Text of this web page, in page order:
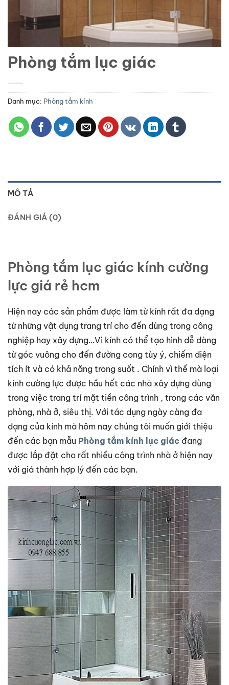
Phòng tắm lục giác
Danh mục: Phòng tắm kính
MÔ TẢ
ĐÁNH GIÁ (0)
Phòng tắm lục giác kính cường
lực giá rẻ hcm
Hiện nay các sản phẩm được làm từ kính rất đa dạng
từ những vật dụng trang trí cho đến dùng trong công
nghiệp hay xây dựng…Vì kính có thể tạo hình dễ dàng
từ góc vuông cho đến đường cong tùy ý, chiếm diện
tích ít và có khả năng trong suốt . Chính vì thế mà loại
kính cường lực được hầu hết các nhà xây dựng dùng
trong việc trang trí mặt tiền công trình , trong các văn
phòng, nhà ở, siêu thị. Với tác dụng ngày càng đa
dạng của kính mà hôm nay chúng tôi muốn giới thiệu
đến các bạn mẫu Phòng tắm kính lục giác đang
được lắp đặt cho rất nhiều công trình nhà ở hiện nay
với giá thành hợp lý đến các bạn.